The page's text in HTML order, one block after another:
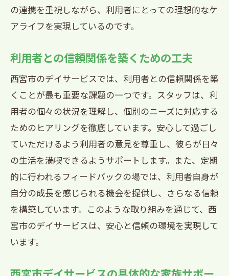
利用者に寄り添うための環境づくり
家族が安心できるサービスの透明性
準
家族の負担を軽減する西宮市のデイサービス
のサポート体制
家族の負担を軽減するための具体的サポ
ート
24時間対応のサポート体制の仕組み
家族の声を取り入れるフィードバック制
度
緊急時にも対応可能な支援体制
家族が安心して過ごせるための相談窓口
の連携を重視しながら、利用者にとっての理想的なケ
アライフを実現しているのです。
利用者との信頼関係を築くための工夫
西宮市のデイサービスでは、利用者との信頼関係を築
くことが最も重要な課題の一つです。スタッフは、利
用者の個々の状況を理解し、個別のニーズに対応する
ためのヒアリングを徹底しています。安心して過ごし
ていただけるよう利用者の意見を尊重し、彼らが日々
の生活を満喫できるようサポートします。また、定期
的に行われるフィードバックの場では、利用者自身が
自分の成長を感じられる機会を提供し、さらなる信頼
を構築しています。このような取り組みを通じて、西
宮市のデイサービスは、安心と信頼の環境を実現して
います。